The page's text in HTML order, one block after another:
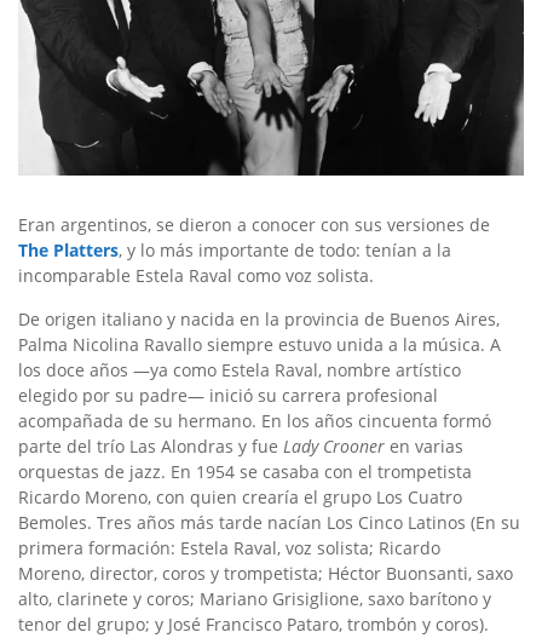
Eran argentinos, se dieron a conocer con sus versiones de
The Platters, y lo más importante de todo: tenían a la
incomparable Estela Raval como voz solista.
De origen italiano y nacida en la provincia de Buenos Aires,
Palma Nicolina Ravallo siempre estuvo unida a la música. A
los doce años —ya como Estela Raval, nombre artístico
elegido por su padre— inició su carrera profesional
acompañada de su hermano. En los años cincuenta formó
parte del trío Las Alondras y fue Lady Crooner en varias
orquestas de jazz. En 1954 se casaba con el trompetista
Ricardo Moreno, con quien crearía el grupo Los Cuatro
Bemoles. Tres años más tarde nacían Los Cinco Latinos (En su
primera formación: Estela Raval, voz solista; Ricardo
Moreno, director, coros y trompetista; Héctor Buonsanti, saxo
alto, clarinete y coros; Mariano Grisiglione, saxo barítono y
tenor del grupo; y José Francisco Pataro, trombón y coros).